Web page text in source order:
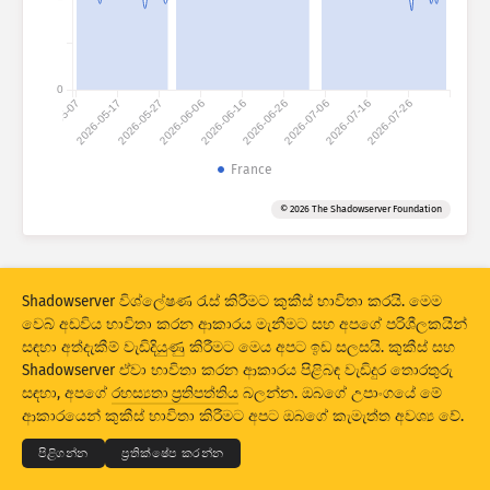
ප්‍රහාර සංඛ්‍යා ලේඛන: උපාංග
දත්ත කට්ටලය
ටැග් කරන්න
Stacking
යාවත්කාලීන කරන්න යළි සකසන්න
PNG ලෙස බාගත කරන්න
2026-05-072026-05-172026-05-272026-06-062026-06-162026-06-262026-07-062026-07-162026-07-26
0
France
© 2026 The Shadowserver Foundation
© 2026THE SHADOWSERVER FOUNDATION
රහස්‍යභාවය සහ කොන්දේසි
අපව අමතන්න ණය
භාෂාව
Shadowserver විශ්ලේෂණ රැස් කිරීමට කුකීස් භාවිතා කරයි. මෙම
වෙබ් අඩවිය භාවිතා කරන ආකාරය මැනීමට සහ අපගේ පරිශීලකයින්
සඳහා අත්දැකීම් වැඩිදියුණු කිරීමට මෙය අපට ඉඩ සලසයි. කුකීස් සහ
Shadowserver ඒවා භාවිතා කරන ආකාරය පිළිබඳ වැඩිදුර තොරතුරු
සඳහා, අපගේ රහස්‍යතා ප්‍රතිපත්තිය බලන්න. ඔබගේ උපාංගයේ මේ
ආකාරයෙන් කුකීස් භාවිතා කිරීමට අපට ඔබගේ කැමැත්ත අවශ්‍ය වේ.
පිළිගන්න ප්‍රතික්ෂේප කරන්න